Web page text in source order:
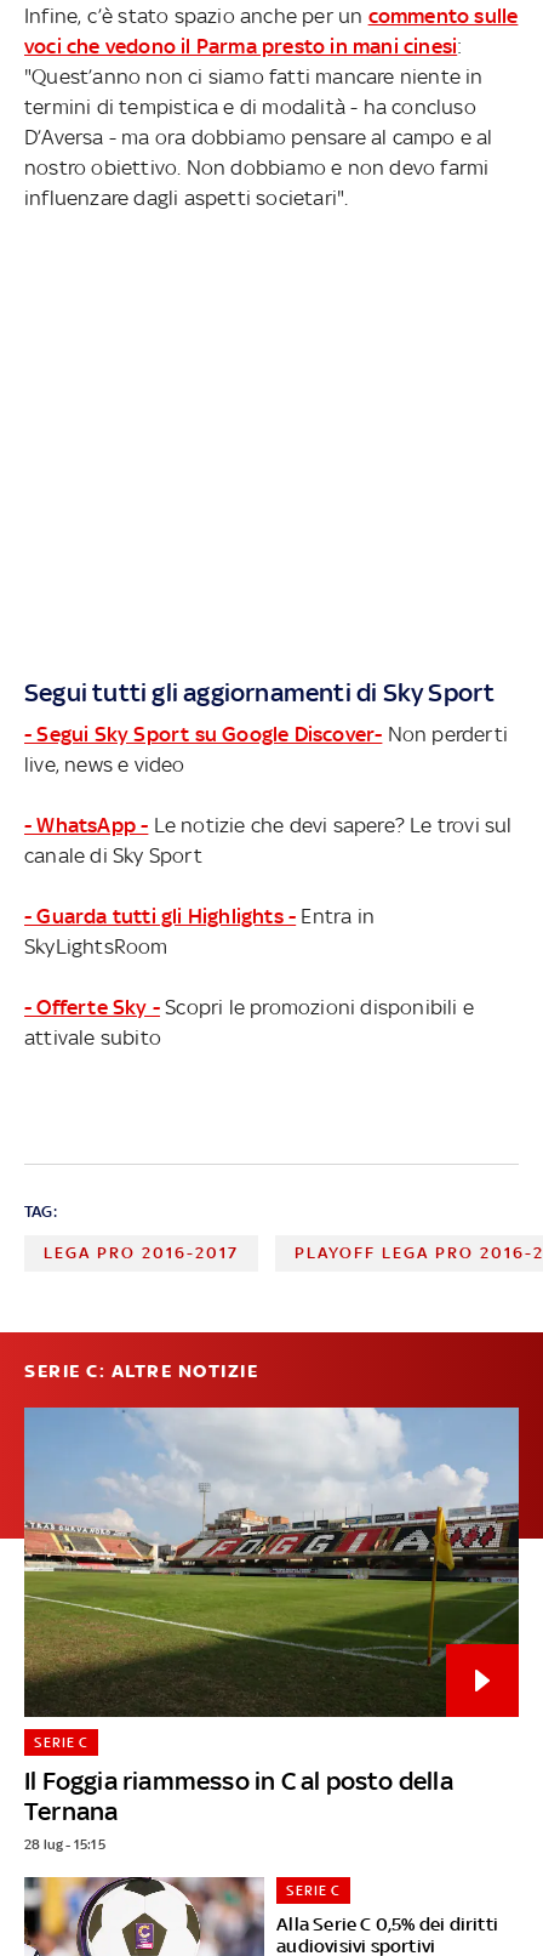
Infine, c’è stato spazio anche per un commento sulle
voci che vedono il Parma presto in mani cinesi:
"Quest’anno non ci siamo fatti mancare niente in
termini di tempistica e di modalità - ha concluso
D’Aversa - ma ora dobbiamo pensare al campo e al
nostro obiettivo. Non dobbiamo e non devo farmi
influenzare dagli aspetti societari".
Segui tutti gli aggiornamenti di Sky Sport
- Segui Sky Sport su Google Discover- Non perderti
live, news e video
- WhatsApp - Le notizie che devi sapere? Le trovi sul
canale di Sky Sport
- Guarda tutti gli Highlights - Entra in
SkyLightsRoom
- Offerte Sky - Scopri le promozioni disponibili e
attivale subito
TAG:
LEGA PRO 2016-2017 PLAYOFF LEGA PRO 2016-
SERIE C: ALTRE NOTIZIE
Il Foggia riammesso in C al posto della
Ternana
SERIE C
28 lug - 15:15
Alla Serie C 0,5% dei diritti
audiovisivi sportivi
SERIE C